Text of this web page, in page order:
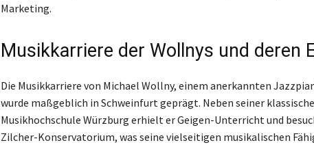
Marketing.
Musikkarriere der Wollnys und deren
Die Musikkarriere von Michael Wollny, einem anerkannten
wurde maßgeblich in Schweinfurt geprägt. Neben seiner
Musikhochschule Würzburg erhielt er Geigen-Unterricht und
Zilcher-Konservatorium, was seine vielseitigen musikalischen